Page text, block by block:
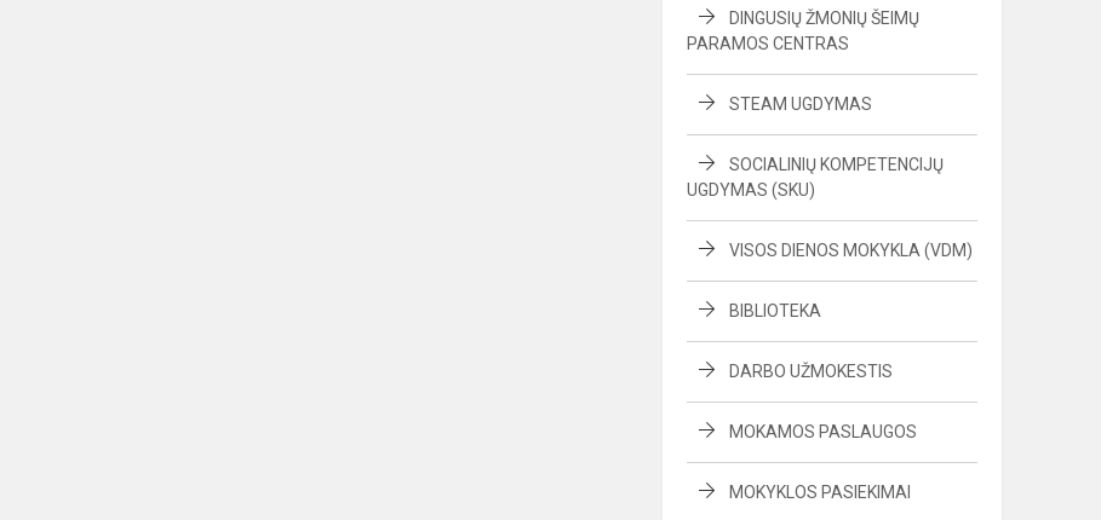
DINGUSIŲ ŽMONIŲ ŠEIMŲ
PARAMOS CENTRAS
STEAM UGDYMAS
SOCIALINIŲ KOMPETENCIJŲ
UGDYMAS (SKU)
VISOS DIENOS MOKYKLA (VDM)
BIBLIOTEKA
DARBO UŽMOKESTIS
MOKAMOS PASLAUGOS
MOKYKLOS PASIEKIMAI